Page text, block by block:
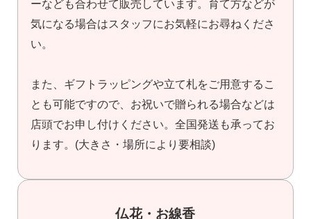
ーなども合わせて販売しています。育て方などが
気になる場合はスタッフにお気軽にお尋ねくださ
い。
また、ギフトラッピングや立て札をご用意するこ
とも可能ですので、お祝いで贈られる場合などは
店頭でお申し付けください。全国発送も承ってお
ります。(大きさ・場所により要相談)
仏花・お線香